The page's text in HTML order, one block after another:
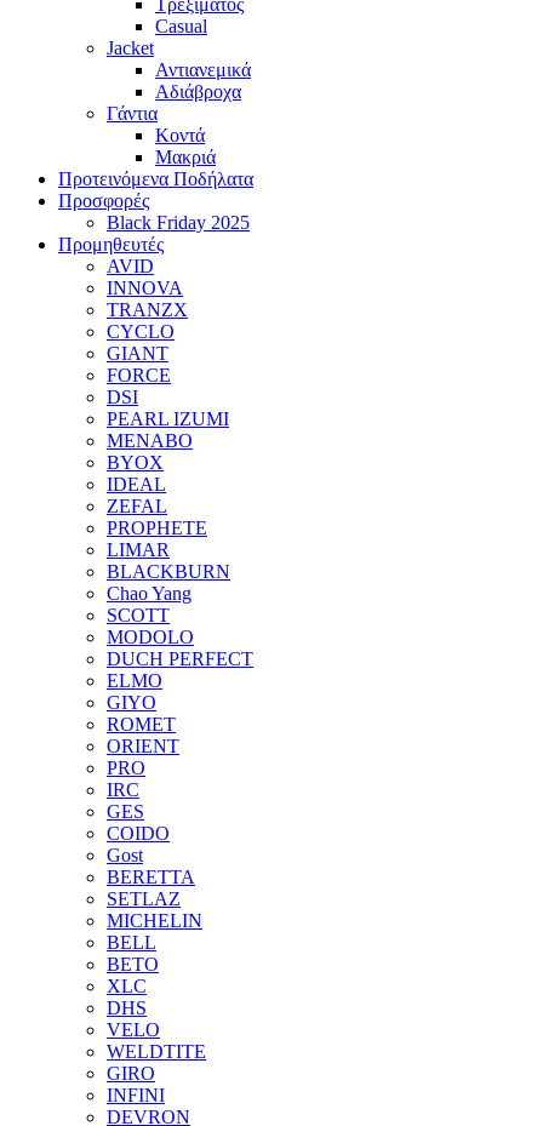
Τρεξίματος
Casual
Jacket
Αντιανεμικά
Αδιάβροχα
Γάντια
Κοντά
Μακριά
Προτεινόμενα Ποδήλατα
Προσφορές
Black Friday 2025
Προμηθευτές
AVID
INNOVA
TRANZX
CYCLO
GIANT
FORCE
DSI
PEARL IZUMI
MENABO
BYOX
IDEAL
ZEFAL
PROPHETE
LIMAR
BLACKBURN
Chao Yang
SCOTT
MODOLO
DUCH PERFECT
ELMO
GIYO
ROMET
ORIENT
PRO
IRC
GES
COIDO
Gost
BERETTA
SETLAZ
MICHELIN
BELL
BETO
XLC
DHS
VELO
WELDTITE
GIRO
INFINI
DEVRON